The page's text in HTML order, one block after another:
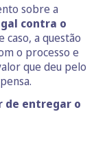
sobre a
contra o
caso, a questão
o processo e
que deu pelo
de entregar o